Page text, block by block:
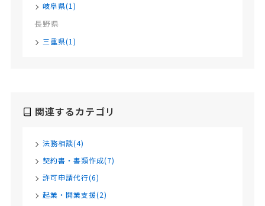
岐阜県(1)
長野県
三重県(1)
関連するカテゴリ
法務相談(4)
契約書・書類作成(7)
許可申請代行(6)
起業・開業支援(2)